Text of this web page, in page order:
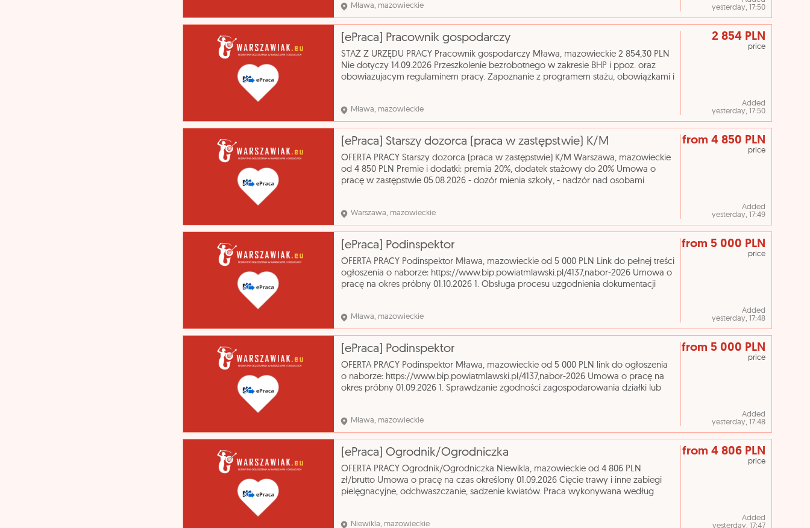
yesterday, 17:50
Mława, mazowieckie
[ePraca] Pracownik gospodarczy
STAŻ Z URZĘDU PRACY Pracownik gospodarczy Mława, mazowieckie 2 854,30 PLN
Nie dotyczy 14.09.2026 Przeszkolenie bezrobotnego w zakresie BHP i ppoz. oraz
obowiazujacym regulaminem pracy. Zapoznanie z programem stażu, obowiązkami i
2 854 PLN
price
Added
yesterday, 17:50
Mława, mazowieckie
[ePraca] Starszy dozorca (praca w zastępstwie) K/M
OFERTA PRACY Starszy dozorca (praca w zastępstwie) K/M Warszawa, mazowieckie
od 4 850 PLN Premie i dodatki: premia 20%, dodatek stażowy do 20% Umowa o
pracę w zastępstwie 05.08.2026 - dozór mienia szkoły, - nadzór nad osobami
from 4 850 PLN
price
Added
yesterday, 17:49
Warszawa, mazowieckie
[ePraca] Podinspektor
OFERTA PRACY Podinspektor Mława, mazowieckie od 5 000 PLN Link do pełnej treści
ogłoszenia o naborze: https://www.bip.powiatmlawski.pl/4137,nabor-2026 Umowa o
pracę na okres próbny 01.10.2026 1. Obsługa procesu uzgodnienia dokumentacji
from 5 000 PLN
price
Added
yesterday, 17:48
Mława, mazowieckie
[ePraca] Podinspektor
OFERTA PRACY Podinspektor Mława, mazowieckie od 5 000 PLN link do ogłoszenia
o naborze: https://www.bip.powiatmlawski.pl/4137,nabor-2026 Umowa o pracę na
okres próbny 01.09.2026 1. Sprawdzanie zgodności zagospodarowania działki lub
from 5 000 PLN
price
Added
yesterday, 17:48
Mława, mazowieckie
[ePraca] Ogrodnik/Ogrodniczka
OFERTA PRACY Ogrodnik/Ogrodniczka Niewikla, mazowieckie od 4 806 PLN
zł/brutto Umowa o pracę na czas określony 01.09.2026 Cięcie trawy i inne zabiegi
pielęgnacyjne, odchwaszczanie, sadzenie kwiatów. Praca wykonywana według
from 4 806 PLN
price
Added
yesterday, 17:47
Niewikla, mazowieckie